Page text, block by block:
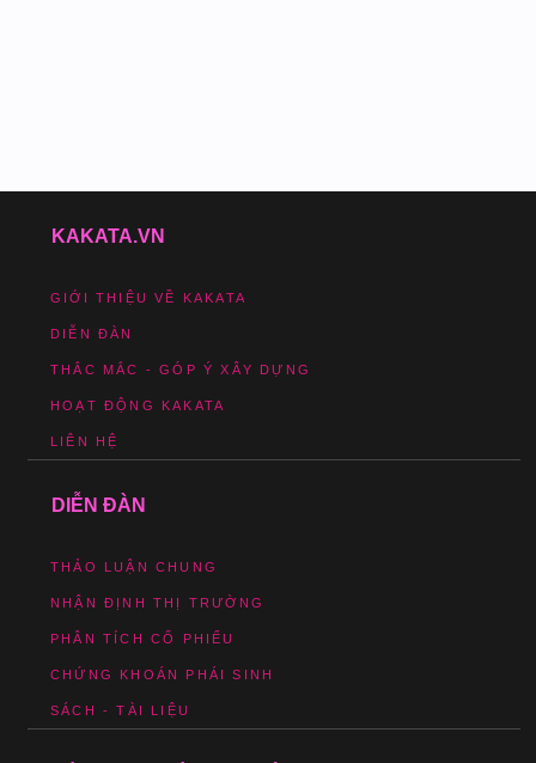
KAKATA.VN
GIỚI THIỆU VỀ KAKATA
DIỄN ĐÀN
THẮC MẮC - GÓP Ý XÂY DỰNG
HOẠT ĐỘNG KAKATA
LIÊN HỆ
DIỄN ĐÀN
THẢO LUẬN CHUNG
NHẬN ĐỊNH THỊ TRƯỜNG
PHÂN TÍCH CỔ PHIẾU
CHỨNG KHOÁN PHÁI SINH
SÁCH - TÀI LIỆU